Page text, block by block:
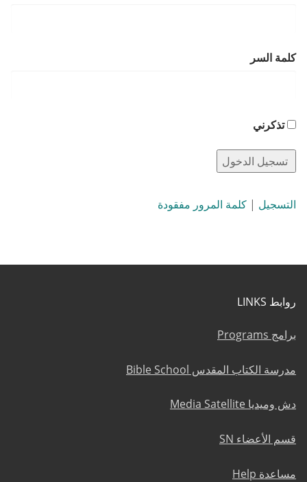
كلمة السر
تذكرني
التسجيل | كلمة المرور مفقودة
روابط LINKS
برامج Programs
مدرسة الكتاب المقدس Bible School
دش وميديا Media Satellite
قسم الأعضاء SN
مساعدة Help